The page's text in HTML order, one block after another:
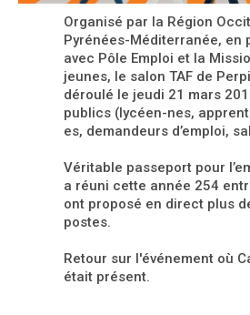
Organisé par la Région
Pyrénées-Méditerranée, en
avec Pôle Emploi et la
jeunes, le salon TAF de
déroulé le jeudi 21 mars
publics (lycéen-nes,
es, demandeurs d’emploi,
Véritable passeport pour
a réuni cette année 254
ont proposé en direct plus
postes.
Retour sur l'événement où
était présent.